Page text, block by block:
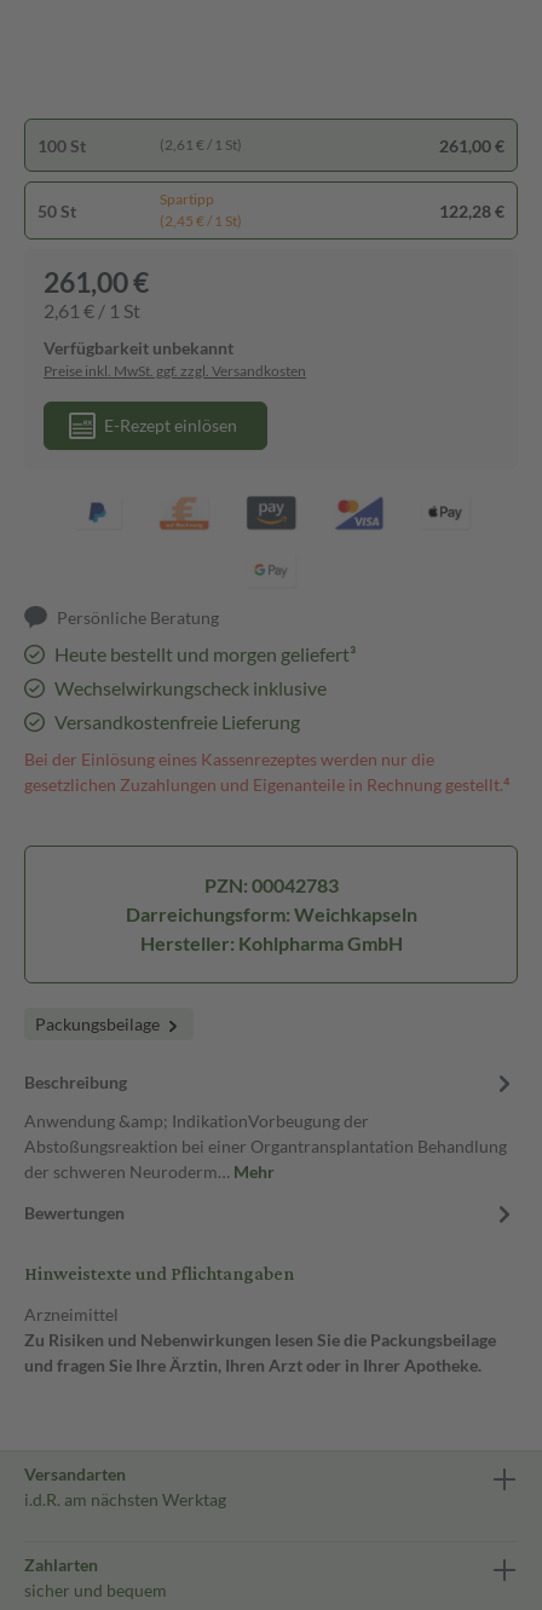
100 St (2,61 € / 1 St) 261,00 €
50 St
Spartipp
(2,45 € / 1 St)
122,28 €
261,00 €
2,61 € / 1 St
Verfügbarkeit unbekannt
Preise inkl. MwSt. ggf. zzgl. Versandkosten
E-Rezept einlösen
Persönliche Beratung
Heute bestellt und morgen geliefert³
Wechselwirkungscheck inklusive
Versandkostenfreie Lieferung
Bei der Einlösung eines Kassenrezeptes werden nur die
gesetzlichen Zuzahlungen und Eigenanteile in Rechnung gestellt.⁴
PZN: 00042783
Darreichungsform: Weichkapseln
Hersteller: Kohlpharma GmbH
Packungsbeilage
Beschreibung
Anwendung &amp; IndikationVorbeugung der
Abstoßungsreaktion bei einer Organtransplantation Behandlung
der schweren Neuroderm… Mehr
Bewertungen
Hinweistexte und Pflichtangaben
Arzneimittel
Zu Risiken und Nebenwirkungen lesen Sie die Packungsbeilage
und fragen Sie Ihre Ärztin, Ihren Arzt oder in Ihrer Apotheke.
Versandarten
i.d.R. am nächsten Werktag
Zahlarten
sicher und bequem